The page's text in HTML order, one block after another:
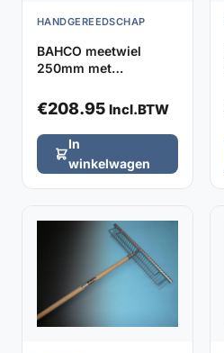
HANDGEREEDSCHAP
BAHCO meetwiel
250mm met
€208.95 Incl.BTW
In
winkelwagen